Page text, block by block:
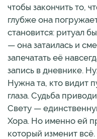
чтобы закончить то,
глубже она
становится: ритуал
— она затаилась и
запечатать её
запись в дневнике.
Нужна та, кто видит
глаза. Судьба
Свету —
Хора. Но именно ей
который изменит